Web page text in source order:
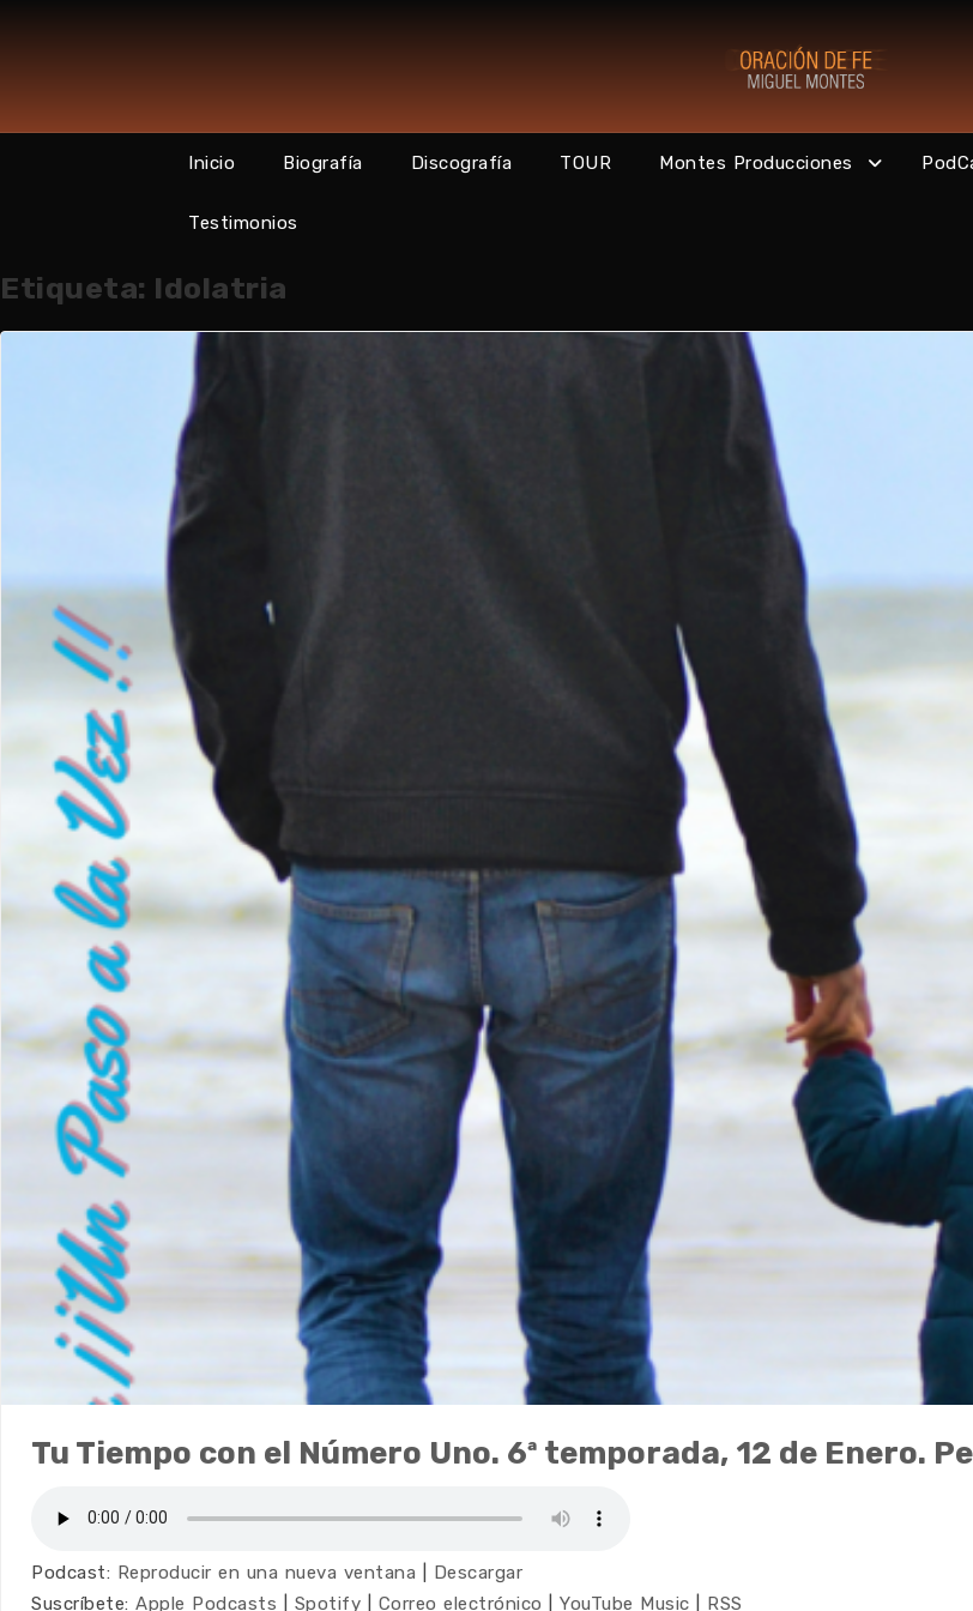
Inicio Biografía Discografía TOUR Montes Producciones
Testimonios
Etiqueta: Idolatria
Tu Tiempo con el Número Uno. 6ª temporada, 12 de Enero.
Podcast: Reproducir en una nueva ventana
Descargar
Suscríbete: Apple Podcasts Spotify Correo electrónico YouTube Music RSS